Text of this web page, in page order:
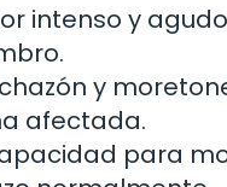
intenso y
y
afectada.
para